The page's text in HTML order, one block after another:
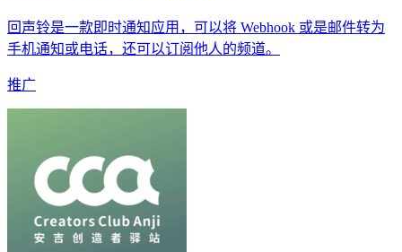
回声铃是一款即时通知应用，可以将 Webhook 或是邮件转为
手机通知或电话，还可以订阅他人的频道。
推广